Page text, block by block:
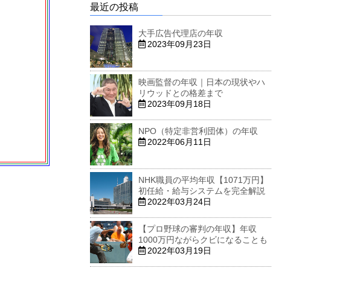
最近の投稿
大手広告代理店の年収
2023年09月23日
映画監督の年収｜日本の現状やハ
リウッドとの格差まで
2023年09月18日
NPO（特定非営利団体）の年収
2022年06月11日
NHK職員の平均年収【1071万円】
初任給・給与システムを完全解説
2022年03月24日
【プロ野球の審判の年収】年収
1000万円ながらクビになることも
2022年03月19日